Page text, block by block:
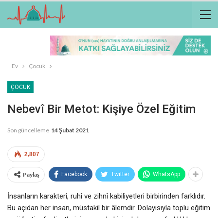
Ev Çocuk
ÇOCUK
Nebevî Bir Metot: Kişiye Özel Eğitim
Son güncelleme 14 Şubat 2021
2,807
Paylaş Facebook Twitter WhatsApp
İnsanların karakteri, ruhî ve zihnî kabiliyetleri birbirinden farklıdır.
Bu açıdan her insan, müstakil bir âlemdir. Dolayısıyla toplu eğitim